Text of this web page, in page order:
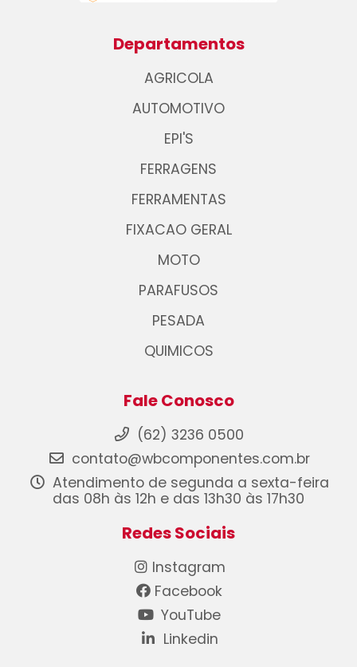
Departamentos
AGRICOLA
AUTOMOTIVO
EPI'S
FERRAGENS
FERRAMENTAS
FIXACAO GERAL
MOTO
PARAFUSOS
PESADA
QUIMICOS
Fale Conosco
(62) 3236 0500
contato@wbcomponentes.com.br
Atendimento de segunda a sexta-feira
das 08h às 12h e das 13h30 às 17h30
Redes Sociais
Instagram
Facebook
YouTube
Linkedin